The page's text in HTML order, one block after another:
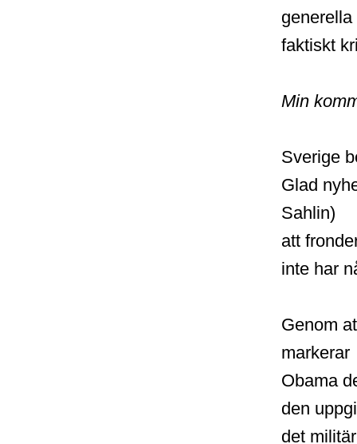
faktiskt
Min
Sverige
Glad
Sahlin)
att
inte har
Genom
markerar
Obama
den
det